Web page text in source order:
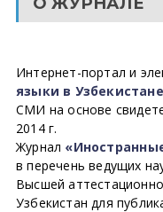
Интернет-портал и
языки в
СМИ на основе
2014 г.
Журнал
в перечень ведущих
Высшей
Узбекистан для